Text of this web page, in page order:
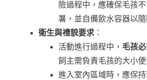
險過程中，應確保毛孩
暑，並自備飲水容器以隨
衛生與禮貌要求：
活動進行過程中， 毛孩
飼主需負責毛孩的大小
進入室內區域時，應保